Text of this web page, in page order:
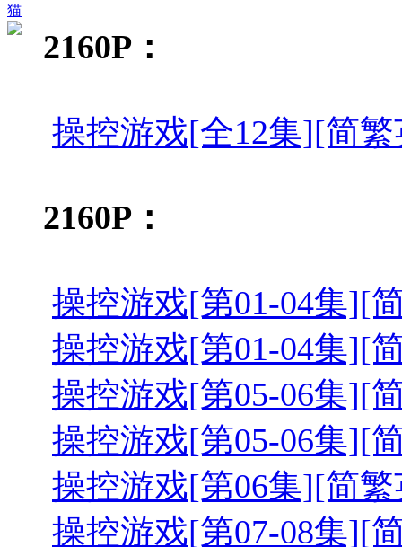
猫
2160P：
操控游戏[全12集][简繁
2160P：
操控游戏[第01-04集][
操控游戏[第01-04集][
操控游戏[第05-06集][
操控游戏[第05-06集][
操控游戏[第06集][简繁
操控游戏[第07-08集][